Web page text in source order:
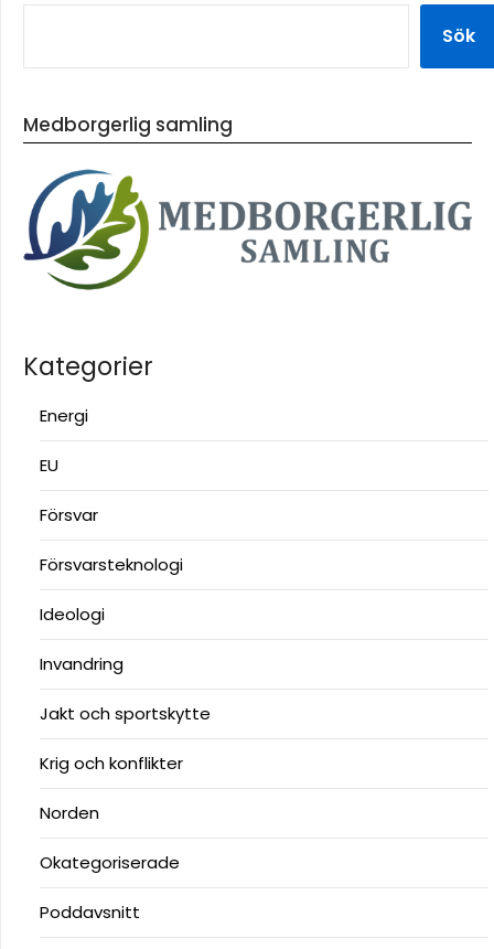
Sök
Medborgerlig samling
Kategorier
Energi
EU
Försvar
Försvarsteknologi
Ideologi
Invandring
Jakt och sportskytte
Krig och konflikter
Norden
Okategoriserade
Poddavsnitt